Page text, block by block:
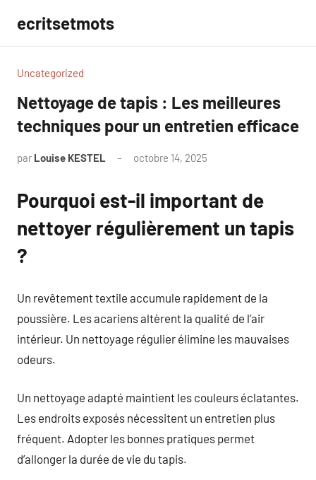
contenu
ecritsetmots
Uncategorized
Nettoyage de tapis : Les meilleures
techniques pour un entretien efficace
par Louise KESTEL octobre 14, 2025
Pourquoi est-il important de
nettoyer régulièrement un tapis
?
Un revêtement textile accumule rapidement de la
poussière. Les acariens altèrent la qualité de l’air
intérieur. Un nettoyage régulier élimine les mauvaises
odeurs.
Un nettoyage adapté maintient les couleurs éclatantes.
Les endroits exposés nécessitent un entretien plus
fréquent. Adopter les bonnes pratiques permet
d’allonger la durée de vie du tapis.